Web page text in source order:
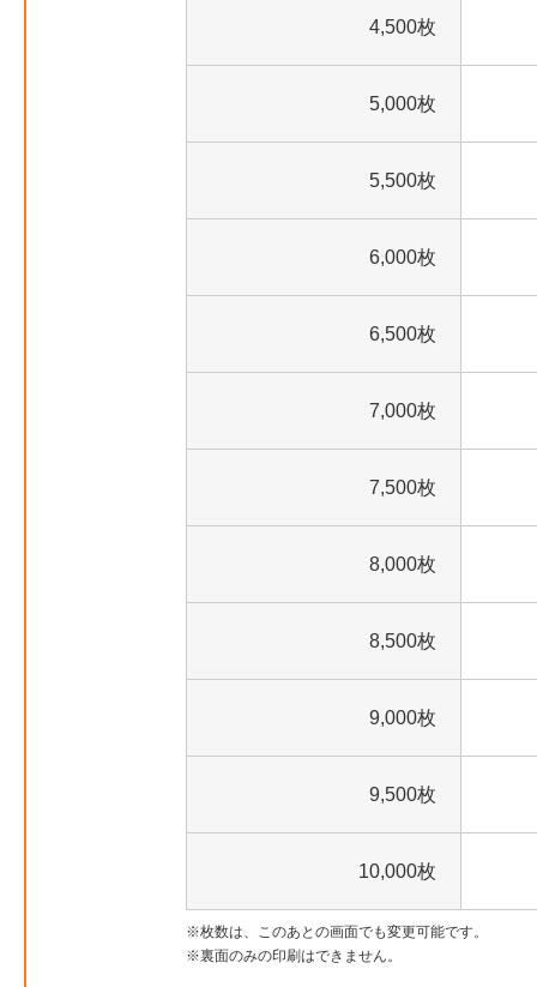
4,500枚
5,000枚
5,500枚
6,000枚
6,500枚
7,000枚
7,500枚
8,000枚
8,500枚
9,000枚
9,500枚
10,000枚
枚数は、このあとの画面でも変更可能です。
裏面のみの印刷はできません。